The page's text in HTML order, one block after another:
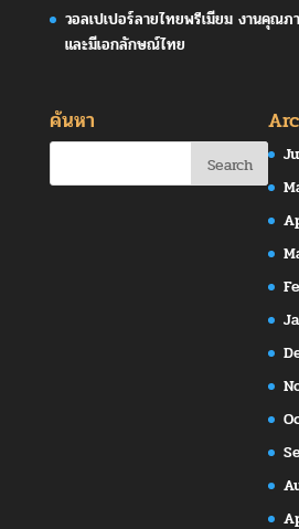
วอลเปเปอร์ลายไทยพรีเมียม งานคุณ
และมีเอกลักษณ์ไทย
ค้นหา